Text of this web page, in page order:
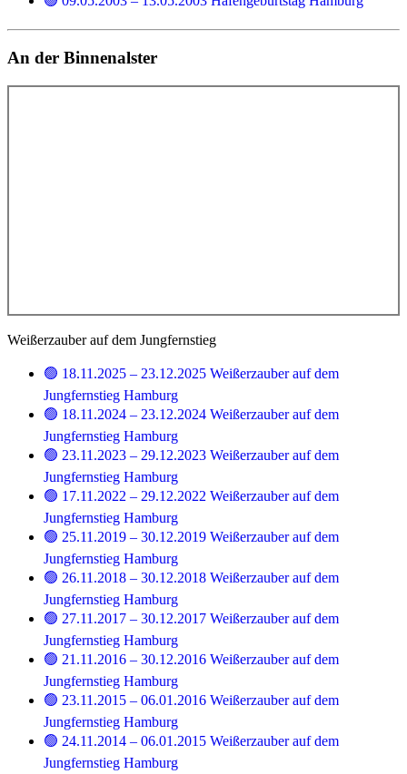
An der Binnenalster
Weißerzauber auf dem Jungfernstieg
🟢 18.11.2025 – 23.12.2025 Weißerzauber auf dem
Jungfernstieg Hamburg
🟢 18.11.2024 – 23.12.2024 Weißerzauber auf dem
Jungfernstieg Hamburg
🟢 23.11.2023 – 29.12.2023 Weißerzauber auf dem
Jungfernstieg Hamburg
🟢 17.11.2022 – 29.12.2022 Weißerzauber auf dem
Jungfernstieg Hamburg
🟢 25.11.2019 – 30.12.2019 Weißerzauber auf dem
Jungfernstieg Hamburg
🟢 26.11.2018 – 30.12.2018 Weißerzauber auf dem
Jungfernstieg Hamburg
🟢 27.11.2017 – 30.12.2017 Weißerzauber auf dem
Jungfernstieg Hamburg
🟢 21.11.2016 – 30.12.2016 Weißerzauber auf dem
Jungfernstieg Hamburg
🟢 23.11.2015 – 06.01.2016 Weißerzauber auf dem
Jungfernstieg Hamburg
🟢 24.11.2014 – 06.01.2015 Weißerzauber auf dem
Jungfernstieg Hamburg